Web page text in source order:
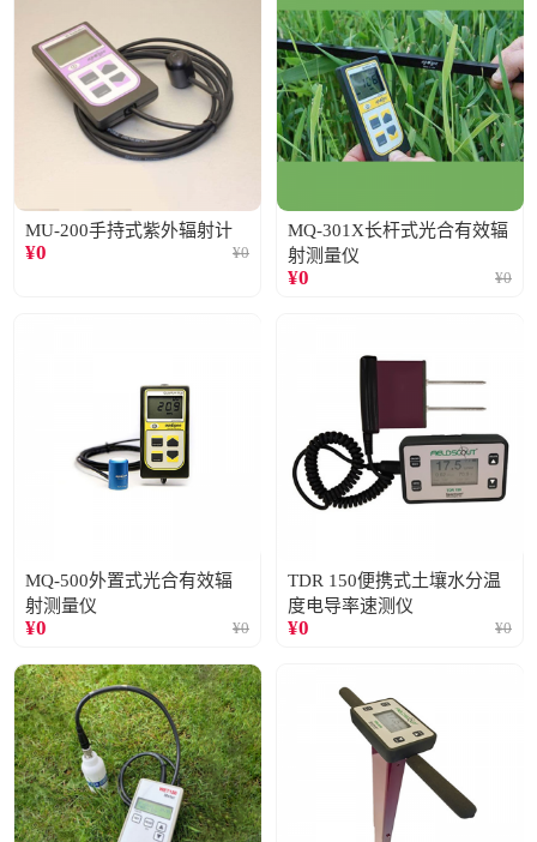
MU-200手持式紫外辐射计
¥0 ¥0
MQ-301X长杆式光合有效辐
射测量仪
¥0 ¥0
MQ-500外置式光合有效辐
射测量仪
¥0 ¥0
TDR 150便携式土壤水分温
度电导率速测仪
¥0 ¥0